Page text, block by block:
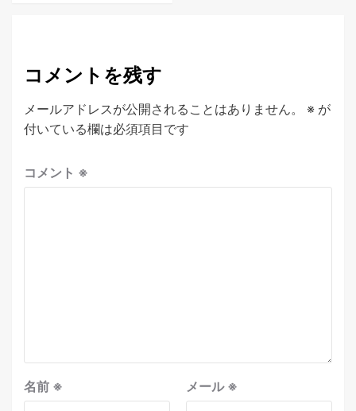
コメントを残す
メールアドレスが公開されることはありません。 ※ が
付いている欄は必須項目です
コメント ※
名前 ※ メール※